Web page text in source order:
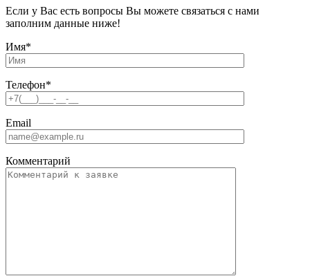
Если у Вас есть вопросы Вы можете связаться с нами
заполним данные ниже!
Имя*
Телефон*
Email
Комментарий